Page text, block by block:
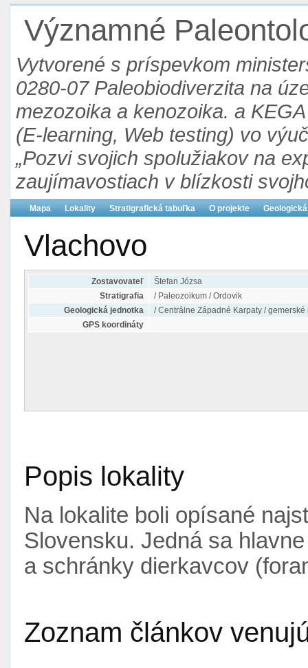
Významné
Vytvorené s príspevkom
0280-07 Paleobiodiverzita na
mezozoika a kenozoika. a
(E-learning, Web testing) vo
„Pozvi svojich spolužiakov na
zaujímavostiach v blízkosti
Mapa Lokality Stratigrafická tabuľka O projekte
Vlachovo
Zostavovateľ
Štefan Józsa
Stratigrafia
/ Paleozoikum / Ordovik
Geologická jednotka
/ Centrálne Západné Karpaty /
GPS koordináty
Popis lokality
Na lokalite boli opísané
Slovensku. Jedná sa
a schránky dierkavcov
Zoznam článkov